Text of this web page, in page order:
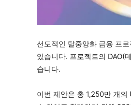
선도적인 탈중앙화 금융 프
있습니다. 프로젝트의 DAO(
습니다.
이번 제안은 총 1,250만 개